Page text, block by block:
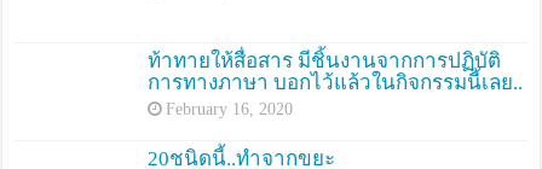
ท้าทายให้สื่อสาร มีชิ้นงานจากการปฏิบัติ
การทางภาษา บอกไว้แล้วในกิจกรรมนี้เลย..
February 16, 2020
20ชนิดนี้..ทำจากขยะ